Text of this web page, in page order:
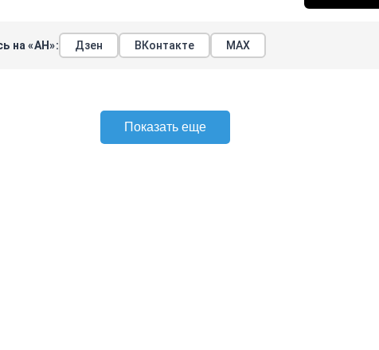
на «АН»: Дзен ВКонтакте МАХ
Показать еще